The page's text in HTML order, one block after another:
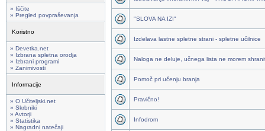
» Iščite
» Pregled povpraševanja
Koristno
» Devetka.net
» Izbrana spletna orodja
» Izbrani programi
» Zanimivosti
Informacije
» O Učiteljski.net
» Skrbniki
» Avtorji
» Statistika
» Nagradni natečaji
"SLOVA NA IZI"
Izdelava lastne spletne strani - spletne učilnice
Naloga ne deluje, učnega lista ne morem
Pomoč pri učenju branja
Pravično!
Infodrom